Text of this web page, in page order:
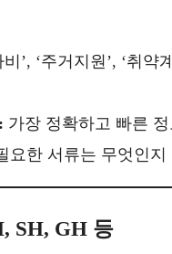
비’, ‘주거지원’, ‘취
가장 정확하고 빠른
요한 서류는 무엇인지
SH, GH 등